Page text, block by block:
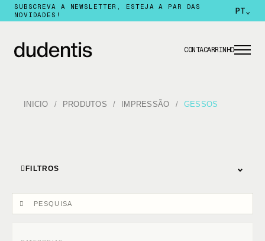
SUBSCREVA A NEWSLETTER, ESTEJA A PAR DAS
NOVIDADES!
PT⌄
CONTACARRINHO
INICIO PRODUTOS IMPRESSÃO GESSOS
FILTROS ⌄